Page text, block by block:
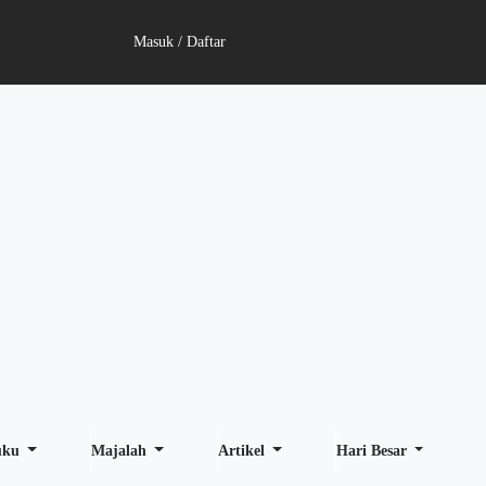
Masuk / Daftar
Majalah Artikel Hari Besar